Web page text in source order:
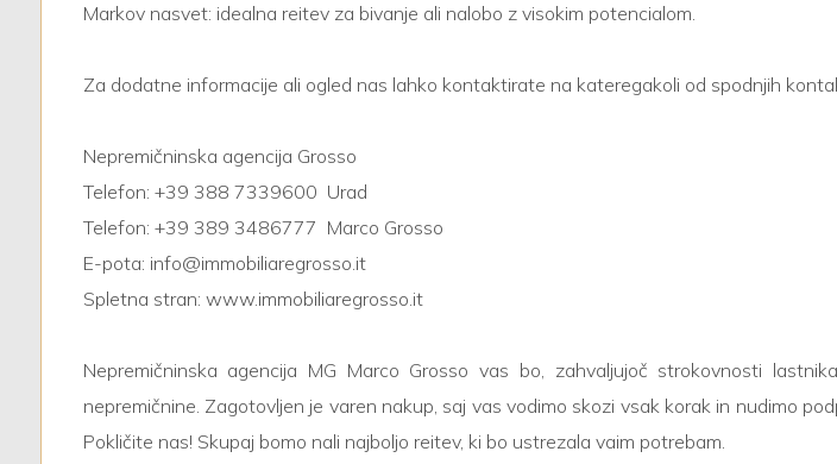
Markov nasvet: idealna reitev za bivanje ali nalobo z visokim potencialom.
Za dodatne informacije ali ogled nas lahko kontaktirate na kateregakoli od spodnjih
Nepremičninska agencija Grosso
Telefon: +39 388 7339600  Urad
Telefon: +39 389 3486777  Marco Grosso
E-pota: info@immobiliaregrosso.it
Spletna stran: www.immobiliaregrosso.it
Nepremičninska agencija MG Marco Grosso vas bo, zahvaljujoč strokovnosti
nepremičnine. Zagotovljen je varen nakup, saj vas vodimo skozi vsak korak in nudimo
Pokličite nas! Skupaj bomo nali najboljo reitev, ki bo ustrezala vaim potrebam.
opzioni
multiscelta
Giardino